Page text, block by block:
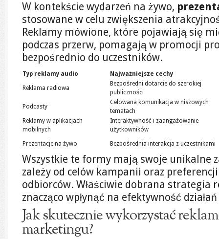
W kontekście wydarzeń na żywo,
stosowane w celu zwiększenia
Reklamy mówione, które pojawiają się
podczas przerw, pomagają w promocji
bezpośrednio do uczestników.
Typ reklamy audio Najważniejsze cechy
Reklama radiowa
Bezpośredni dotarcie do szerokiej
publiczności
Podcasty
Celowana komunikacja w niszowych
tematach
Reklamy w aplikacjach
mobilnych
Interaktywność i zaangażowanie
użytkowników
Prezentacje na żywo Bezpośrednia interakcja z uczestnikami
Wszystkie te formy mają swoje unikalne
zależy od celów kampanii oraz
odbiorców. Właściwie dobrana strategia
znacząco wpłynąć na efektywność
Jak skutecznie wykorzystać
marketingu?